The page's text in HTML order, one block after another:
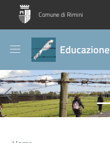
Salta al contenuto principale
Skip to footer content
Comune di Rimini
Previous